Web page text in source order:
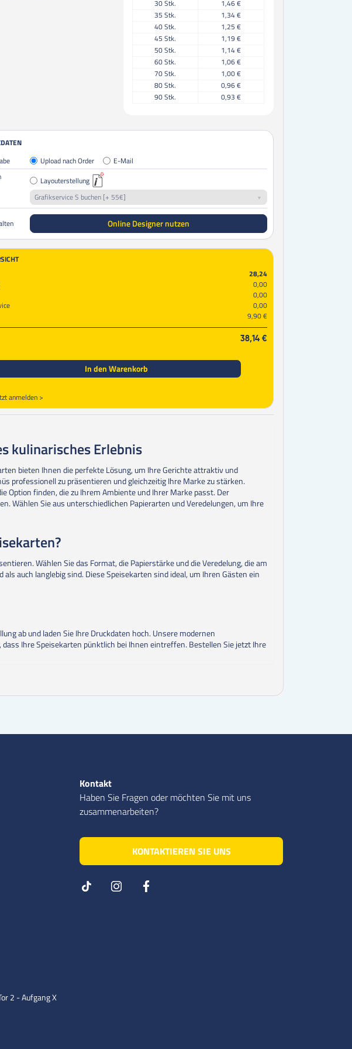
30Stk.
1,46 €
35 Stk.
1,34 €
40Stk.
1,25 €
45 Stk.
1,19 €
50Stk.
1,14 €
60Stk.
1,06 €
70Stk.
1,00 €
80Stk.
0,96 €
90Stk.
0,93 €
150Stk.
0,79 €
225Stk.
0,74 €
300Stk.
0,64 €
400Stk.
0,62 €
450 Stk.
500Stk. 0,61 €
Upload nach Order
E-Mail
Layouterstellung
Grafikservice S buchen [+ 55€]
Online Designer nutzen
28,24
0,00
0,00
0,00
9,90 €
38,14 €
In den Warenkorb
anmelden >
kulinarisches Erlebnis
bieten Ihnen die perfekte Lösung, um Ihre Gerichte attraktiv und
professionell zu präsentieren und gleichzeitig Ihre Marke zu stärken.
Option finden, die zu Ihrem Ambiente und Ihrer Marke passt. Der
Wählen Sie aus unterschiedlichen Papierarten und Veredelungen, um Ihre
Wählen Sie das Format, die Papierstärke und die Veredelung, die am
auch langlebig sind. Diese Speisekarten sind ideal, um Ihren Gästen ein
ab und laden Sie Ihre Druckdaten hoch. Unsere modernen
Ihre Speisekarten pünktlich bei Ihnen eintreffen. Bestellen Sie jetzt Ihre
Kontakt
Haben Sie Fragen oder möchten Sie mit uns
zusammenarbeiten?
KONTAKTIEREN SIE UNS
2 - Aufgang X